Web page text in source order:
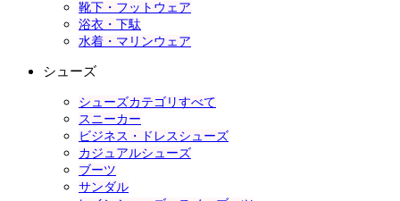
靴下・フットウェア
浴衣・下駄
水着・マリンウェア
シューズ
シューズカテゴリすべて
スニーカー
ビジネス・ドレスシューズ
カジュアルシューズ
ブーツ
サンダル